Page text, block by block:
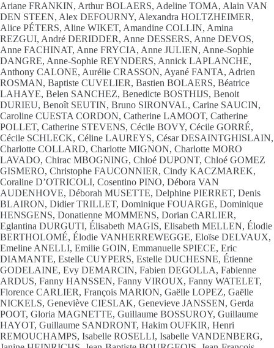
Ariane FRANKIN, Arthur BOLAERS, Adeline TOMA, Alain VAN
DEN STEEN, Alex DEFOURNY, Alexandra HOLTZHEIMER,
Alice PÉTERS, Aline WIKET, Amandine COLLIN, Amina
REZGUI, André DERIDDER, Anne DESSERS, Anne DEVOS,
Anne FACHINAT, Anne FRYCIA, Anne JULIEN, Anne-Sophie
DANGRE, Anne-Sophie REYNDERS, Annick LAPLANCHE,
Anthony CALONE, Aurélie CRASSON, Ayané FANTA, Adrien
ROSMAN, Baptiste CUVELIER, Bastien BOLAERS, Béatrice
LAHAYE, Belen SANCHEZ, Benedicte BOSTHIJS, Benoit
DURIEU, Benoît SEUTIN, Bruno SIRONVAL, Carine SAUCIN,
Caroline CUESTA CORDON, Catherine LAMOOT, Catherine
POLLET, Catherine STEVENS, Cécile BOVY, Cécile GORRÉ,
Cécile SCHLECK, Céline LAUREYS, César DESAINTGHISLAIN,
Charlotte COLLARD, Charlotte MIGNON, Charlotte MORO
LAVADO, Chirac MBOGNING, Chloé DUPONT, Chloé GOMEZ
GISMERO, Christophe FAUCONNIER, Cindy KACZMAREK,
Coraline D’OTRICOLI, Cosentino PINO, Débora VAN
AUDENHOVE, Déborah MUSETTE, Delphine PIERRET, Denis
BLAIRON, Didier TRILLET, Dominique FOUARGE, Dominique
HENSGENS, Donatienne MOMMENS, Dorian CARLIER,
Eglantina DURGUTI, Élisabeth MAGIS, Elisabeth MELLEN, Élodie
BERTHOLOMÉ, Élodie VANHERREWEGGE, Eloïse DELVAUX,
Emeline ANELLI, Emilie GOIN, Emmanuelle SPIECE, Eric
DIAMANTE, Estelle CUYPERS, Estelle DUCHESNE, Étienne
GODELAINE, Evy DEMARCIN, Fabien DEGOLLA, Fabienne
ARDUS, Fanny HANSSEN, Fanny VIROUX, Fanny WATELET,
Florence CARLIER, François MARION, Gaëlle LOPEZ, Gaëlle
NICKELS, Geneviève CIESLAK, Genevieve JANSSEN, Gerda
POOT, Gloria MAGNETTE, Guillaume BOSSUROY, Guillaume
HAYOT, Guillaume SANDRONT, Hakim OUFKIR, Henri
REMOUCHAMPS, Isabelle ROSELLI, Isabelle VANDENBERG,